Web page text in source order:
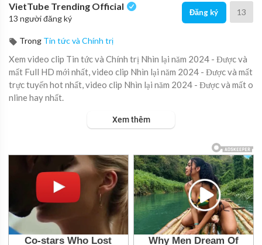
VietTube Trending Official
13 người đăng ký
Đăng ký 13
Trong Tin tức và Chính trị
Xem video clip Tin tức và Chính trị Nhìn lại năm 2024 - Được và
mất Full HD mới nhất, video clip Nhìn lại năm 2024 - Được và mất
trực tuyến hot nhất, video clip Nhìn lại năm 2024 - Được và mất o
nline hay nhất.
Quá khứ không thể thay đổi. Tương lai cũng giống như ngày mai,
Xem thêm